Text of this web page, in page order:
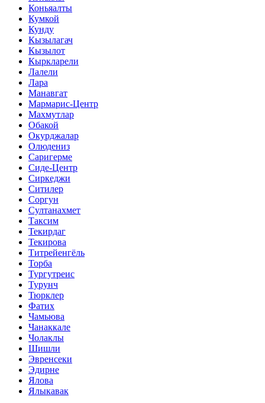
Коньяалты
Кумкой
Кунду
Кызылагач
Кызылот
Кыркларели
Лалели
Лара
Манавгат
Мармарис-Центр
Махмутлар
Обакой
Окурджалар
Олюдениз
Саригерме
Сиде-Центр
Сиркеджи
Ситилер
Соргун
Султанахмет
Таксим
Текирдаг
Текирова
Титрейенгёль
Торба
Тургутреис
Турунч
Тюрклер
Фатих
Чамьюва
Чанаккале
Чолаклы
Шишли
Эвренсеки
Эдирне
Ялова
Ялыкавак